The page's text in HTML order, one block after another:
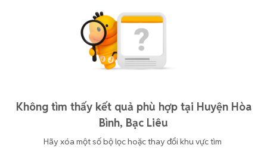
Không tìm thấy kết quả phù hợp tại Huyện Hòa
Bình, Bạc Liêu
Hãy xóa một số bộ lọc hoặc thay đổi khu vực tìm